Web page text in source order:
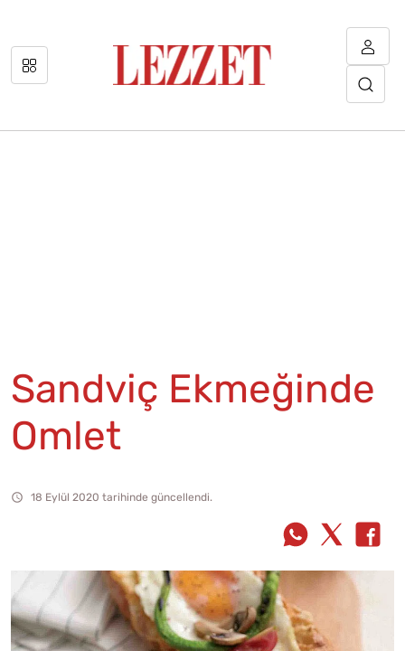
Sandviç Ekmeğinde
Omlet
18 Eylül 2020 tarihinde güncellendi.